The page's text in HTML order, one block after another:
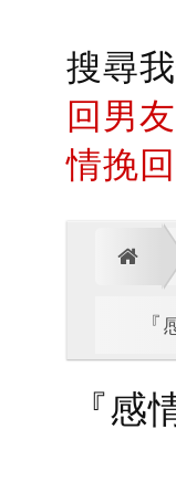
搜尋
回男友
情挽
『